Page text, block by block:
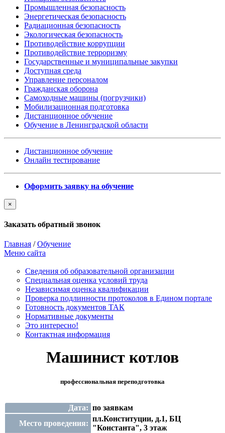
Промышленная безопасность
Энергетическая безопасность
Радиационная безопасность
Экологическая безопасность
Противодействие коррупции
Противодействие терроризму
Государственные и муниципальные закупки
Доступная среда
Управление персоналом
Гражданская оборона
Самоходные машины (погрузчики)
Мобилизационная подготовка
Дистанционное обучение
Обучение в Ленинградской области
Дистанционное обучение
Онлайн тестирование
Оформить заявку на обучение
×
Заказать обратный звонок
Главная /Обучение
Меню сайта
Сведения об образовательной организации
Cпециальная оценка условий труда
Независимая оценка квалификации
Проверка подлинности протоколов в Едином портале
Готовность документов ТАК
Нормативные документы
Это интересно!
Контактная информация
Машинист котлов
профессиональная переподготовка
Дата: по заявкам
Место проведения:
пл.Конституции, д.1, БЦ
"Константа", 3 этаж